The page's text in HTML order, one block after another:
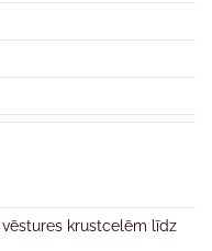
vēstures krustcelēm līdz